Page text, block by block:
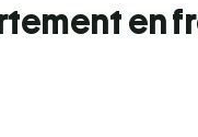
en